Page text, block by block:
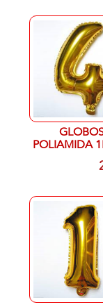
POLIAMIDA